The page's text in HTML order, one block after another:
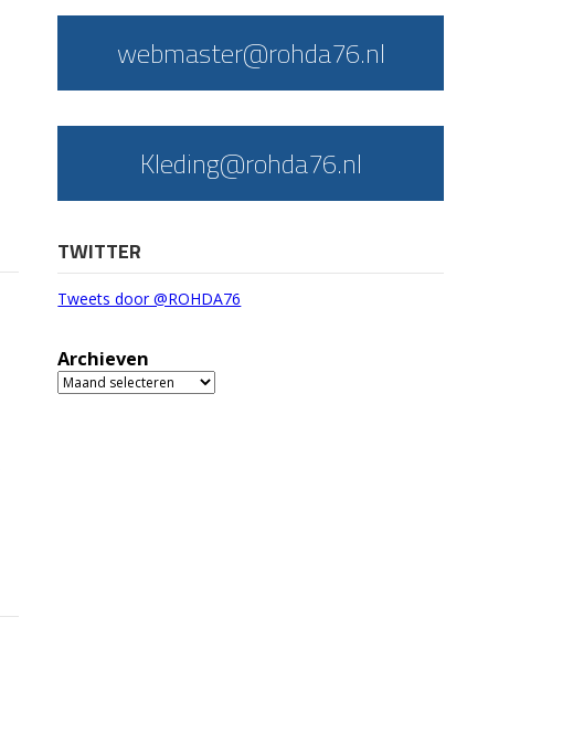
webmaster@rohda76.nl
Kleding@rohda76.nl
TWITTER
Tweets door @ROHDA76
Archieven
Archieven